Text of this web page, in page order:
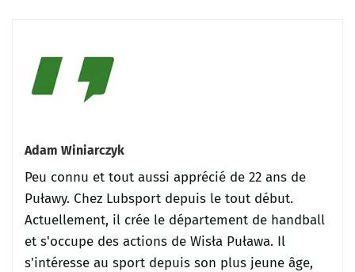
Adam Winiarczyk
Peu connu et tout aussi apprécié de 22 ans de
Puławy. Chez Lubsport depuis le tout début.
Actuellement, il crée le département de handball
et s'occupe des actions de Wisła Puława. Il
s'intéresse au sport depuis son plus jeune âge,